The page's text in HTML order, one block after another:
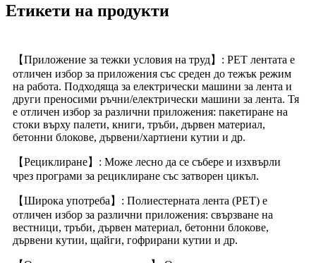
Етикети на продукти
【Приложение за тежки условия на труд】: PET лентата е
отличен избор за приложения със среден до тежък режим
на работа. Подходяща за електрически машини за лента и
други преносими ръчни/електрически машини за лента. Тя
е отличен избор за различни приложения: пакетиране на
стоки върху палети, книги, тръби, дървен материал,
бетонни блокове, дървени/хартиени кутии и др.
【Рециклиране】: Може лесно да се събере и изхвърли
чрез програми за рециклиране със затворен цикъл.
【Широка употреба】: Полиестерната лента (PET) е
отличен избор за различни приложения: свързване на
вестници, тръби, дървен материал, бетонни блокове,
дървени кутии, щайги, гофрирани кутии и др.